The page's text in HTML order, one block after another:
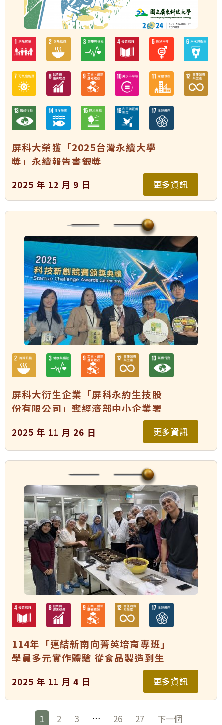
屏科大榮獲「2025台灣永續大學
獎」永續報告書銀獎
2025 年 12 月 9 日 更多資訊
屏科大衍生企業「屏科永約生技股
份有限公司」奪經濟部中小企業署
「2025 科技新創競賽」健康照護組
優勝
2025 年 11 月 26 日 更多資訊
114年「連結新南向菁英培育專班」
學員多元實作體驗 從食品製造到生
2025 年 11 月 4 日 更多資訊
1 2 3 … 26 27 下一個